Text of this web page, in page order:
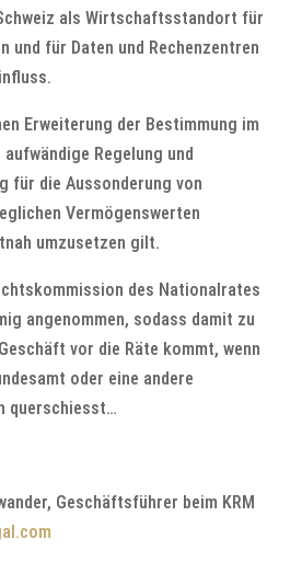
als Wirtschaftsstandort für
und für Daten und Rechenzentren
Erweiterung der Bestimmung im
Regelung und
für die Aussonderung von
Vermögenswerten
umzusetzen gilt.
des Nationalrates
angenommen, sodass damit zu
vor die Räte kommt, wenn
oder eine andere
querschiesst…
Geschäftsführer beim KRM